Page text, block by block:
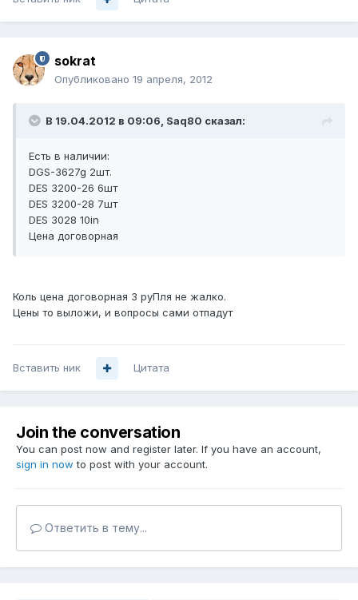
sokrat
Опубликовано 19 апреля, 2012
В 19.04.2012 в 09:06, Saq80 сказал:
Есть в наличии:
DGS-3627g 2шт.
DES 3200-26 6шт
DES 3200-28 7шт
DES 3028 10in
Цена договорная
Коль цена договорная 3 руПля не жалко.
Цены то выложи, и вопросы сами отпадут
Вставить ник Цитата
Join the conversation
You can post now and register later. If you have an account,
sign in now to post with your account.
Ответить в тему...